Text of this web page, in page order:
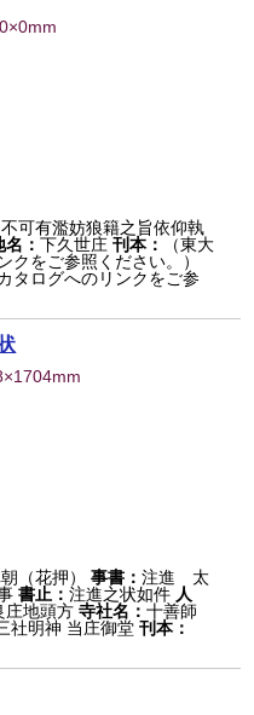
不可有濫妨狼籍之旨依仰執
名：下久世庄 刊本：
（東大
クをご参照ください。）
タログへのリンクをご参
（花押） 事書：注進 太
書止：注進之状如件 人
庄地頭方 寺社名：十善師
社明神 当庄御堂 刊本：